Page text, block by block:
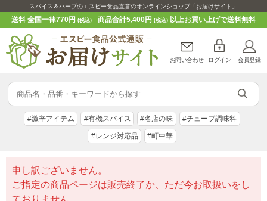
スパイス＆ハーブのエスビー食品直営のオンラインショップ「お届けサイト」
送料 全国一律770円(税込) 商品合計5,400円 (税込)以上お買い上げで送料無料
お問い合わせ ログイン 会員登録
#激辛アイテム #有機スパイス #名店の味 #チューブ調味料
#レンジ対応品 #町中華
申し訳ございません。
ご指定の商品ページは販売終了か、ただ今お取扱いをし
ておりません。